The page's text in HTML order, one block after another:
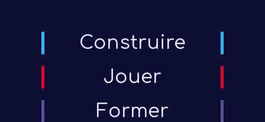
Construire
Jouer
Former